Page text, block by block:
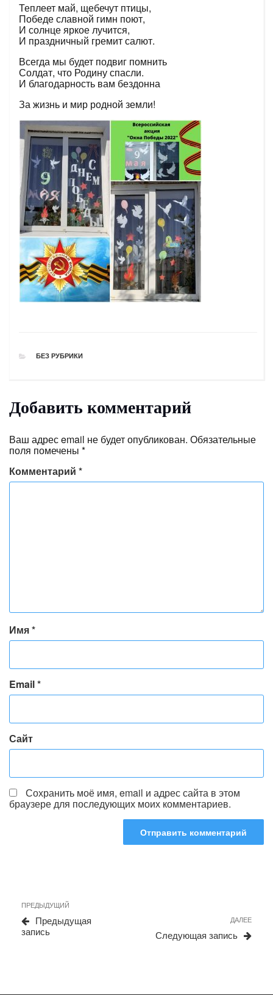
Теплеет май, щебечут птицы,
Победе славной гимн поют,
И солнце яркое лучится,
И праздничный гремит салют.
Всегда мы будет подвиг помнить
Солдат, что Родину спасли.
И благодарность вам бездонна
За жизнь и мир родной земли!
РУБРИКИ
БЕЗ РУБРИКИ
Добавить комментарий
Ваш адрес email не будет опубликован. Обязательные
поля помечены *
Комментарий *
Имя*
Email*
Сайт
Сохранить моё имя, email и адрес сайта в этом
браузере для последующих моих комментариев.
записям
Предыдущая
запись
ПРЕДЫДУЩИЙ
Предыдущая
запись
ДАЛЕЕ
Следующая запись